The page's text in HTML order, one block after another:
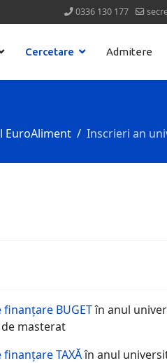
0336 130 177
Cercetare Admitere
EuroAliment Inscrieri an
BUGETîn anul
masterat
TAXĂîn anul